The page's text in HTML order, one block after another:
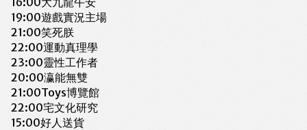
19:00遊戲實況主場
21:00笑死朕
22:00運動真理學
23:00靈性工作者
20:00瀛能無雙
21:00Toys博覽館
22:00宅文化研究
15:00好人送貨